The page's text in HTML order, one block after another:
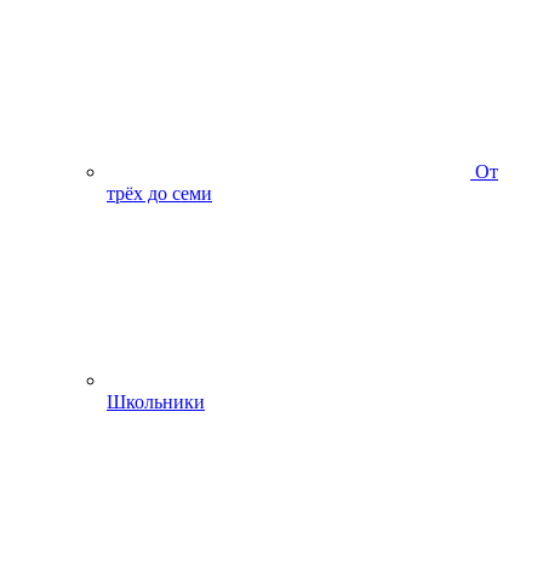
От
трёх до семи
Школьники